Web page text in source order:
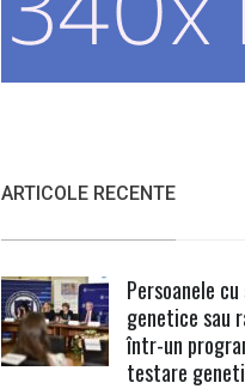
ARTICOLE RECENTE
Persoanele
genetice sau
într-un
testare